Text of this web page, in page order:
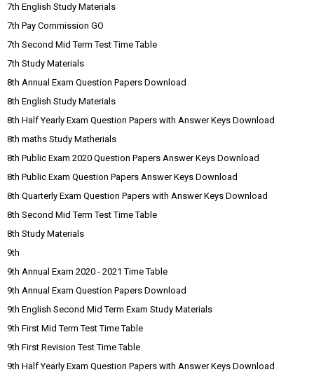
7th English Study Materials
7th Pay Commission GO
7th Second Mid Term Test Time Table
7th Study Materials
8th Annual Exam Question Papers Download
8th English Study Materials
8th Half Yearly Exam Question Papers with Answer Keys Download
8th maths Study Matherials
8th Public Exam 2020 Question Papers Answer Keys Download
8th Public Exam Question Papers Answer Keys Download
8th Quarterly Exam Question Papers with Answer Keys Download
8th Second Mid Term Test Time Table
8th Study Materials
9th
9th Annual Exam 2020 - 2021 Time Table
9th Annual Exam Question Papers Download
9th English Second Mid Term Exam Study Materials
9th First Mid Term Test Time Table
9th First Revision Test Time Table
9th Half Yearly Exam Question Papers with Answer Keys Download